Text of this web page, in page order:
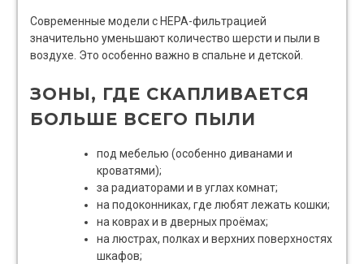
Современные модели с HEPA-фильтрацией
значительно уменьшают количество шерсти и пыли в
воздухе. Это особенно важно в спальне и детской.
ЗОНЫ, ГДЕ СКАПЛИВАЕТСЯ
БОЛЬШЕ ВСЕГО ПЫЛИ
под мебелью (особенно диванами и
кроватями);
за радиаторами и в углах комнат;
на подоконниках, где любят лежать кошки;
на коврах и в дверных проёмах;
на люстрах, полках и верхних поверхностях
шкафов;